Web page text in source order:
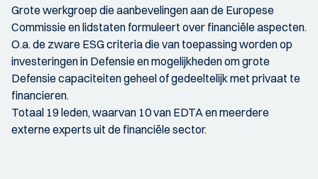
Grote werkgroep die aanbevelingen aan de Europese
Commissie en lidstaten formuleert over financiële aspecten.
O.a. de zware ESG criteria die van toepassing worden op
investeringen in Defensie en mogelijkheden om grote
Defensie capaciteiten geheel of gedeeltelijk met privaat te
financieren.
Totaal 19 leden, waarvan 10 van EDTA en meerdere
externe experts uit de financiële sector.